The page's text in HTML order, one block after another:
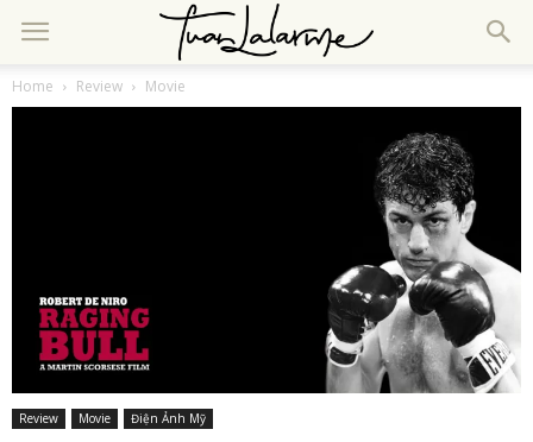
Home Review Movie
Review Movie Điện Ảnh Mỹ